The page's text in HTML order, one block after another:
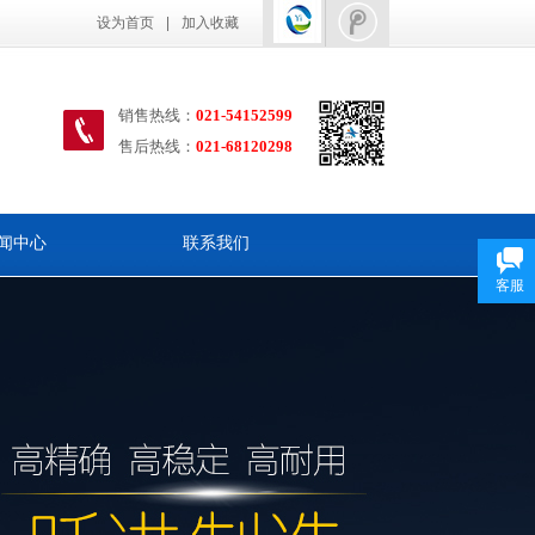
设为首页 加入收藏
销售热线： 021-54152599
售后热线 ： 021-68120298
中心 联系我们
客服